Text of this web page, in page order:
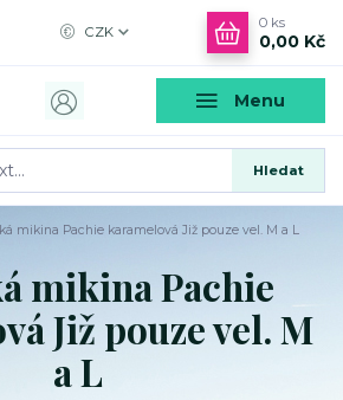
Menu
CZK
Hledat
0 ks
0,00 Kč
mikina Pachie karamelová Již pouze vel. M a L
mikina Pachie
Již pouze vel. M
a L